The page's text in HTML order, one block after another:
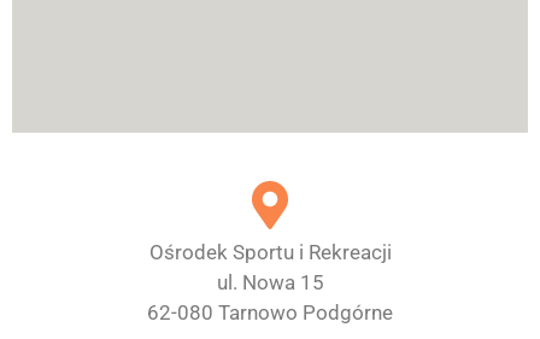
Ośrodek Sportu i Rekreacji
ul. Nowa 15
62-080 Tarnowo Podgórne